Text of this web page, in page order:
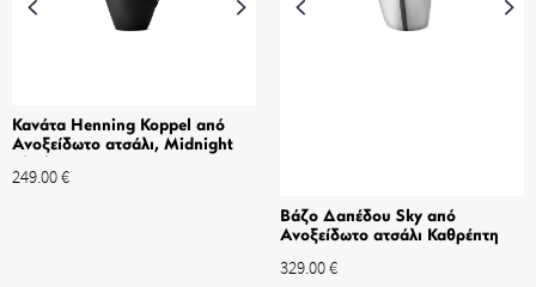
Κανάτα Henning Koppel από
Ανοξείδωτο ατσάλι, Midnight
249.00€
Βάζο Δαπέδου Sky από
Ανοξείδωτο ατσάλι Καθρέπτη
329.00€